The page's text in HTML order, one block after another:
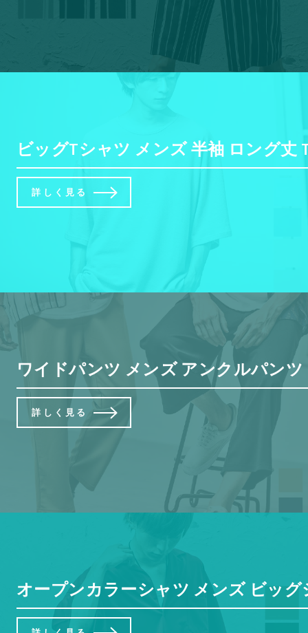
ビッグTシャツ メンズ 半袖 ロング
詳しく見る
ワイドパンツ メンズ アンクルパン
詳しく見る
オープンカラーシャツ メンズ ビッ